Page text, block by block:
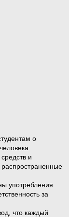
о
и
употребления
за
что каждый